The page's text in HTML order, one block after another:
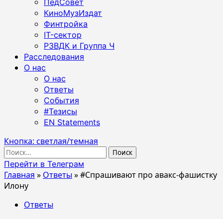
ПедСовет
КиноМузИздат
Финтройка
IT-сектор
РЗВДК и Группа Ч
Расследования
О нас
О нас
Ответы
События
#Тезисы
EN Statements
Кнопка: светлая/темная
Найти:
Перейти в Телеграм
Главная » Ответы »#Спрашивают про авакс-фашистку
Илону
Ответы